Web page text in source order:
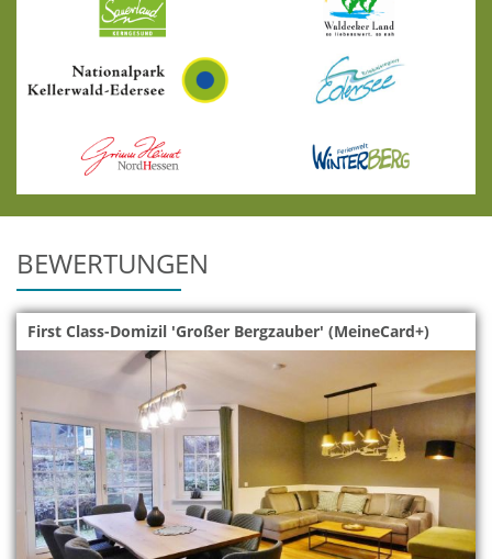
BEWERTUNGEN
First Class-Domizil 'Großer Bergzauber' (MeineCard+)